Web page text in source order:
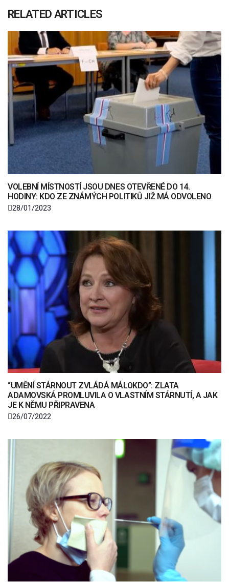
RELATED ARTICLES
VOLEBNÍ MÍSTNOSTÍ JSOU DNES OTEVŘENÉ DO 14.
HODINY: KDO ZE ZNÁMÝCH POLITIKŮ JIŽ MÁ ODVOLENO
28/01/2023
“UMĚNÍ STÁRNOUT ZVLÁDÁ MÁLOKDO”: ZLATA
ADAMOVSKÁ PROMLUVILA O VLASTNÍM STÁRNUTÍ, A JAK
JE K NĚMU PŘIPRAVENA
26/07/2022